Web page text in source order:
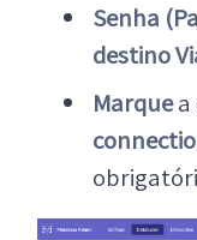
Senha
destino
Marquea